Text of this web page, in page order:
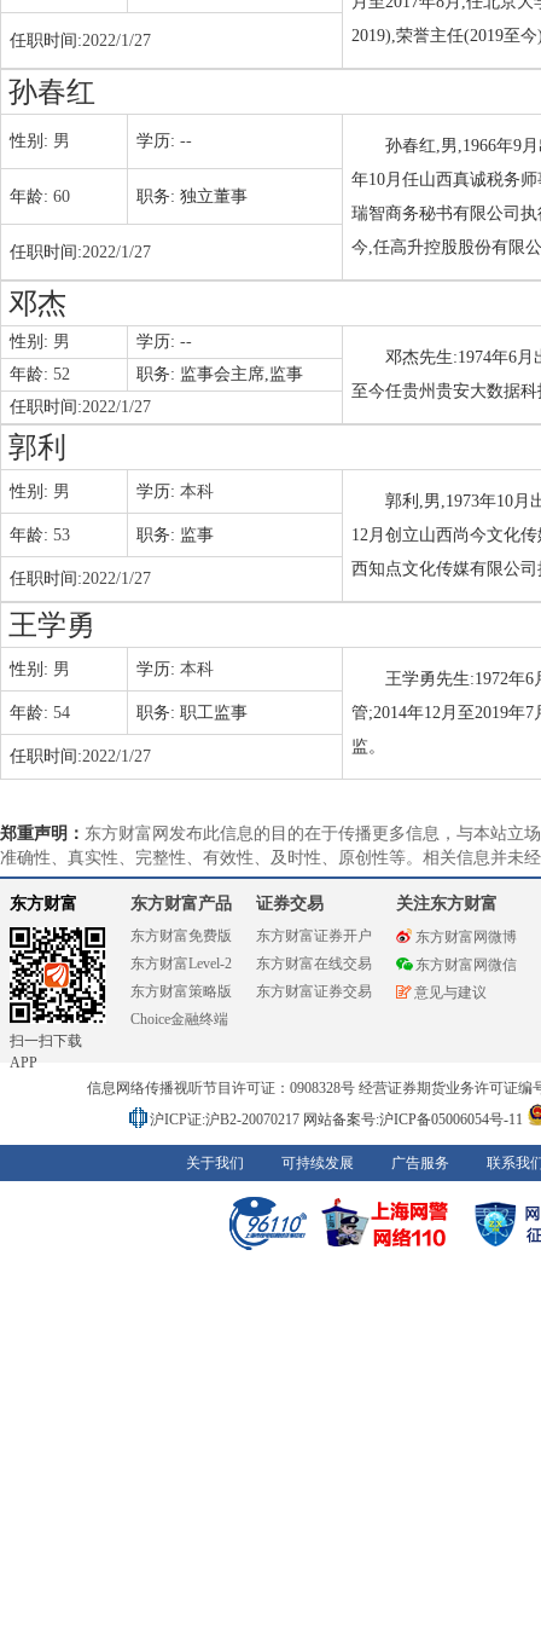
2019),荣誉主任(2019至
任职时间:2022/1/27
孙春红
性别: 男 学历: --
孙春红,男,1966年9
年10月任山西真诚税务
瑞智商务秘书有限公司
今,任高升控股股份有限
年龄: 60 职务: 独立董事
任职时间:2022/1/27
邓杰
性别: 男 学历: --
邓杰先生:1974年6
至今任贵州贵安大数据
年龄: 52 职务: 监事会主席,监事
任职时间:2022/1/27
郭利
性别: 男 学历: 本科
郭利,男,1973年10月
12月创立山西尚今文化
西知点文化传媒有限公
年龄: 53 职务: 监事
任职时间:2022/1/27
王学勇
性别: 男 学历: 本科
王学勇先生:1972年
管;2014年12月至2019年
监。
年龄: 54 职务: 职工监事
任职时间:2022/1/27
郑重声明： 东方财富网发布此信息的目的在于传播更多信息，与本站立
准确性、真实性、完整性、有效性、及时性、原创性等。相关信息并未
东方财富
扫一扫下载
APP
东方财富产品
东方财富免费版
东方财富Level-2
东方财富策略版
Choice金融终端
证券交易
东方财富证券开户
东方财富在线交易
东方财富证券交易
关注东方财富
东方财富网微博
东方财富网微信
意见与建议
信息网络传播视听节目许可证：0908328号 经营证券期货业务许可证编
沪ICP证:沪B2-20070217 网站备案号:沪ICP备05006054号-11
关于我们 可持续发展 广告服务 联系我